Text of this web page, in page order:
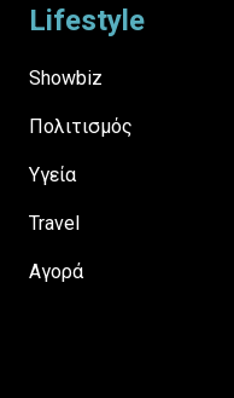
Lifestyle
Showbiz
Πολιτισμός
Υγεία
Travel
Αγορά